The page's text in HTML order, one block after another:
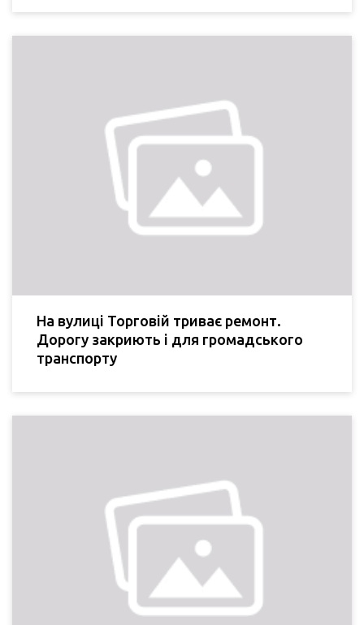
На вулиці Торговій триває ремонт.
Дорогу закриють і для громадського
транспорту